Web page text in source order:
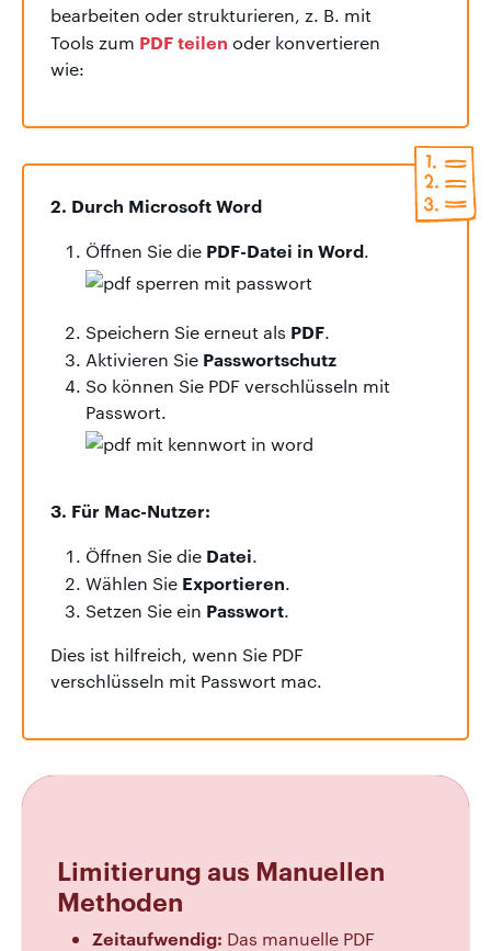
bearbeiten oder strukturieren, z. B. mit
Tools zum PDF teilen oder konvertieren
wie:
2. Durch Microsoft Word
Öffnen Sie die PDF-Datei in Word.
Speichern Sie erneut als PDF.
Aktivieren Sie Passwortschutz
So können Sie PDF verschlüsseln mit
Passwort.
3. Für Mac-Nutzer:
Öffnen Sie die Datei.
Wählen Sie Exportieren.
Setzen Sie ein Passwort.
Dies ist hilfreich, wenn Sie PDF
verschlüsseln mit Passwort mac.
Limitierung aus Manuellen
Methoden
Zeitaufwendig: Das manuelle PDF